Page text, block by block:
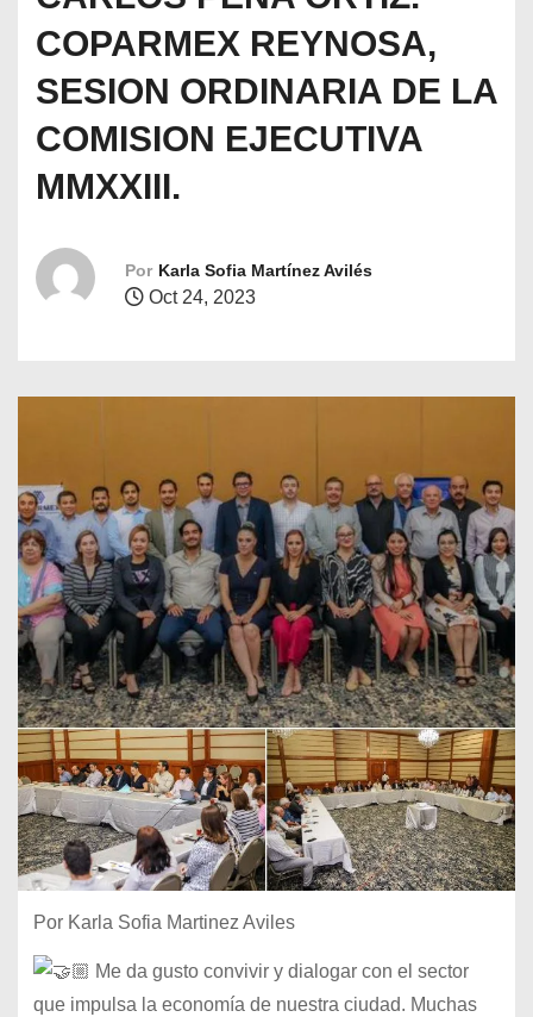
COPARMEX REYNOSA,
SESION ORDINARIA DE LA
COMISION EJECUTIVA
MMXXIII.
Por Karla Sofia Martínez Avilés
Oct 24, 2023
Por Karla Sofia Martinez Aviles
Me da gusto convivir y dialogar con el sector
que impulsa la economía de nuestra ciudad. Muchas